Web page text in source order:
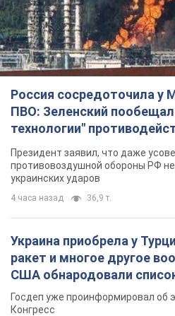
Россия сосредоточила у
ПВО: Зеленский
технологии"
Президент заявил, что даже
противовоздушной обороны РФ
украинских ударов
4 часа назад 36,9 т.
Украина приобрела у
ракет и многое другое
США обнародовали
Госдеп уже проинформировал об
Конгресс